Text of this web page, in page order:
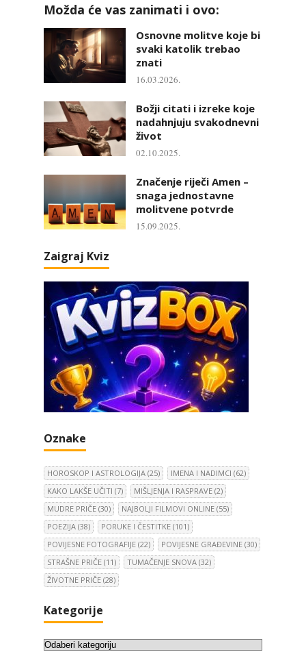
Možda će vas zanimati i ovo:
Osnovne molitve koje bi
svaki katolik trebao
znati
16.03.2026.
Božji citati i izreke koje
nadahnjuju svakodnevni
život
02.10.2025.
Značenje riječi Amen –
snaga jednostavne
molitvene potvrde
15.09.2025.
Zaigraj Kviz
Oznake
HOROSKOP I ASTROLOGIJA (25) IMENA I NADIMCI (62)
KAKO LAKŠE UČITI (7) MIŠLJENJA I RASPRAVE (2)
MUDRE PRIČE (30) NAJBOLJI FILMOVI ONLINE (55)
POEZIJA (38) PORUKE I ČESTITKE (101)
POVIJESNE FOTOGRAFIJE (22) POVIJESNE GRAĐEVINE (30)
STRAŠNE PRIČE (11) TUMAČENJE SNOVA (32)
ŽIVOTNE PRIČE (28)
Kategorije
K